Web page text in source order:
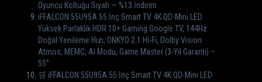
Oyuncu Koltuğu Siyah — %13 İndirim
iFFALCON 55U95A 55 İnç Smart TV 4K QD-Mini LED
Yüksek Parlaklık HDR 10+ Gaming Google TV, 144Hz
Doğal Yenileme Hızı, ONKYO 2.1 Hi-Fi, Dolby Vision
Atmos, MEMC, AI Modu, Game Master (3-Yıl Garanti) –
55”
🛒 iFFALCON 55U95A 55 İnç Smart TV 4K QD-Mini LED